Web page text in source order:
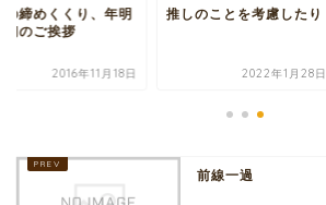
の締めくくり、年明
初のご挨拶
2016年11月18日
推しのことを考慮したり
2022年1月28日
前線一過